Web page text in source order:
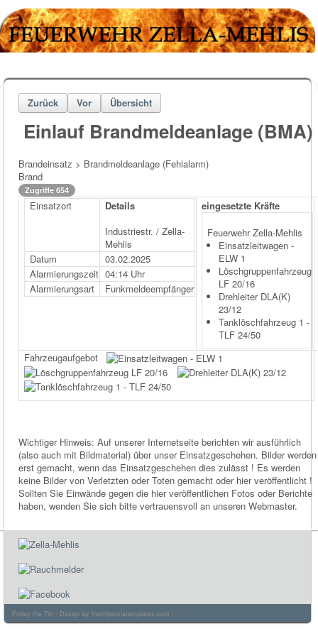
Zurück Vor Übersicht
Einlauf Brandmeldeanlage (BMA)
Brandeinsatz > Brandmeldeanlage (Fehlalarm)
Brand
Zugriffe 654
Einsatzort
Details
Industriestr. / Zella-
Mehlis
Datum
03.02.2025
Alarmierungszeit 04:14 Uhr
Alarmierungsart
Funkmeldeempfänger
eingesetzte Kräfte
Feuerwehr Zella-Mehlis
Einsatzleitwagen -
ELW 1
Löschgruppenfahrzeug
LF 20/16
Drehleiter DLA(K)
23/12
Tanklöschfahrzeug 1 -
TLF 24/50
Fahrzeugaufgebot
Wichtiger Hinweis: Auf unserer Internetseite berichten wir ausführlich
(also auch mit Bildmaterial) über unser Einsatzgeschehen. Bilder werden
erst gemacht, wenn das Einsatzgeschehen dies zulässt ! Es werden
keine Bilder von Verletzten oder Toten gemacht oder hier veröffentlicht !
Sollten Sie Einwände gegen die hier veröffentlichen Fotos oder Berichte
haben, wenden Sie sich bitte vertrauensvoll an unseren Webmaster.
Friday the 7th - Design by freshjoomlatemplates.com - .